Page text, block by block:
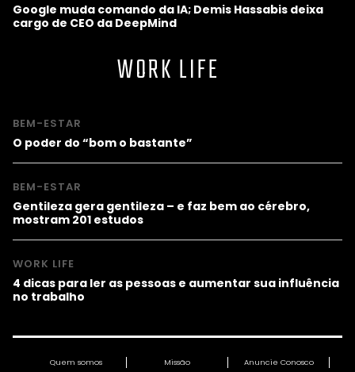
Google muda comando da IA; Demis Hassabis deixa
cargo de CEO da DeepMind
WORK LIFE
BEM-ESTAR
O poder do “bom o bastante”
BEM-ESTAR
Gentileza gera gentileza – e faz bem ao cérebro,
mostram 201 estudos
WORK LIFE
4 dicas para ler as pessoas e aumentar sua influência
no trabalho
Quem somos Missão Anuncie Conosco